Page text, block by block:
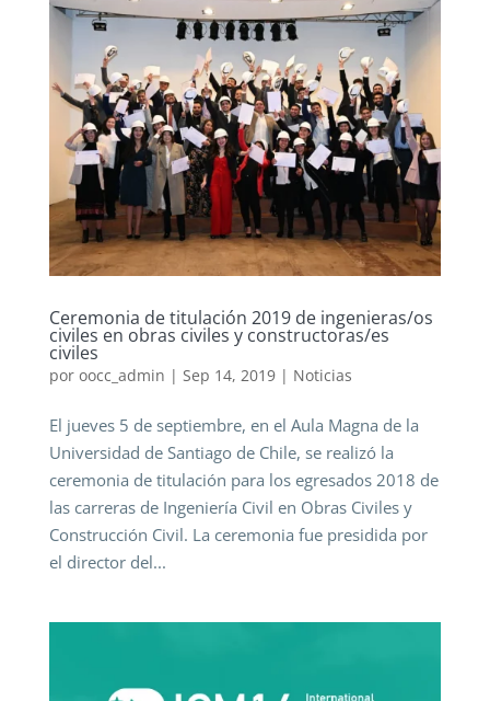
Ceremonia de titulación 2019 de ingenieras/os
civiles en obras civiles y constructoras/es
civiles
por oocc_admin | Sep 14, 2019| Noticias
El jueves 5 de septiembre, en el Aula Magna de la
Universidad de Santiago de Chile, se realizó la
ceremonia de titulación para los egresados 2018 de
las carreras de Ingeniería Civil en Obras Civiles y
Construcción Civil. La ceremonia fue presidida por
el director del...